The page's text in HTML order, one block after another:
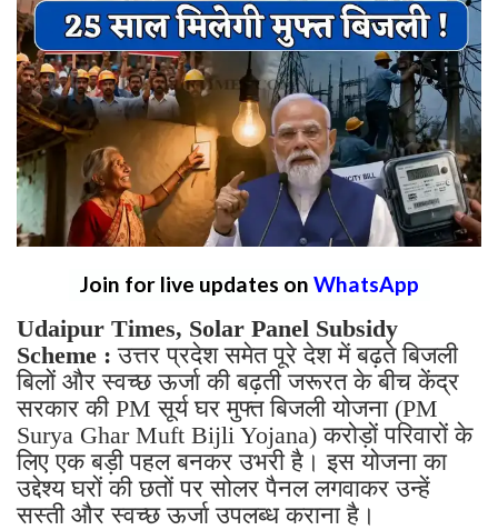
Join for live updates on WhatsApp
Udaipur Times, Solar Panel Subsidy
Scheme : उत्तर प्रदेश समेत पूरे देश में बढ़ते बिजली
बिलों और स्वच्छ ऊर्जा की बढ़ती जरूरत के बीच केंद्र
सरकार की PM सूर्य घर मुफ्त बिजली योजना (PM
Surya Ghar Muft Bijli Yojana) करोड़ों परिवारों के
लिए एक बड़ी पहल बनकर उभरी है। इस योजना का
उद्देश्य घरों की छतों पर सोलर पैनल लगवाकर उन्हें
सस्ती और स्वच्छ ऊर्जा उपलब्ध कराना है।